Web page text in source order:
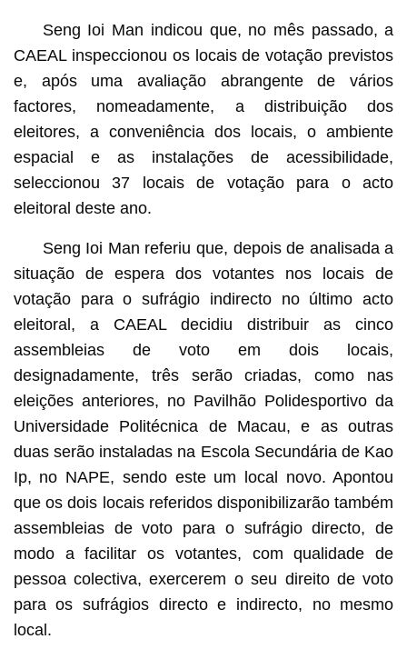
Seng Ioi Man indicou que, no mês passado, a
CAEAL inspeccionou os locais de votação previstos
e, após uma avaliação abrangente de vários
factores, nomeadamente, a distribuição dos
eleitores, a conveniência dos locais, o ambiente
espacial e as instalações de acessibilidade,
seleccionou 37 locais de votação para o acto
eleitoral deste ano.
Seng Ioi Man referiu que, depois de analisada a
situação de espera dos votantes nos locais de
votação para o sufrágio indirecto no último acto
eleitoral, a CAEAL decidiu distribuir as cinco
assembleias de voto em dois locais,
designadamente, três serão criadas, como nas
eleições anteriores, no Pavilhão Polidesportivo da
Universidade Politécnica de Macau, e as outras
duas serão instaladas na Escola Secundária de Kao
Ip, no NAPE, sendo este um local novo. Apontou
que os dois locais referidos disponibilizarão também
assembleias de voto para o sufrágio directo, de
modo a facilitar os votantes, com qualidade de
pessoa colectiva, exercerem o seu direito de voto
para os sufrágios directo e indirecto, no mesmo
local.